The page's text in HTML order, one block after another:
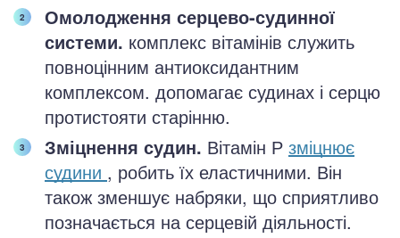
Омолодження серцево-судинної
системи. комплекс вітамінів служить
повноцінним антиоксидантним
комплексом. допомагає судинах і серцю
протистояти старінню.
Зміцнення судин. Вітамін Р зміцнює
судини , робить їх еластичними. Він
також зменшує набряки, що сприятливо
позначається на серцевій діяльності.